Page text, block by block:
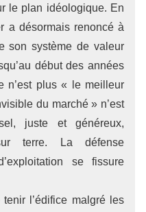
le plan idéologique. En
a désormais renoncé à
son système de valeur
début des années
n’est plus « le meilleur
du marché » n’est
juste et généreux,
terre. La défense
se fissure
l’édifice malgré les